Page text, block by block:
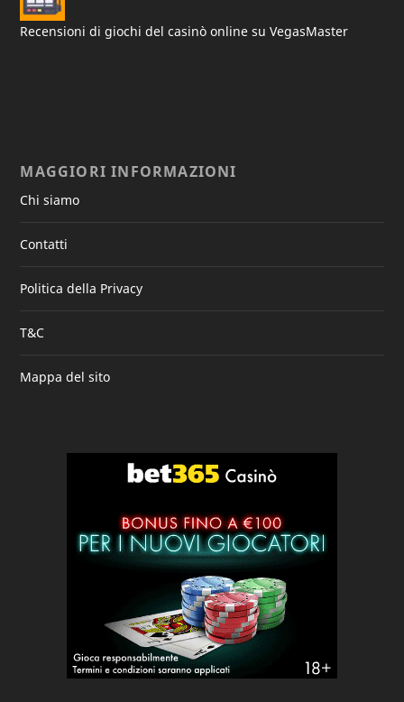
Recensioni di giochi del casinò online su VegasMaster
MAGGIORI INFORMAZIONI
Chi siamo
Contatti
Politica della Privacy
T&C
Mappa del sito